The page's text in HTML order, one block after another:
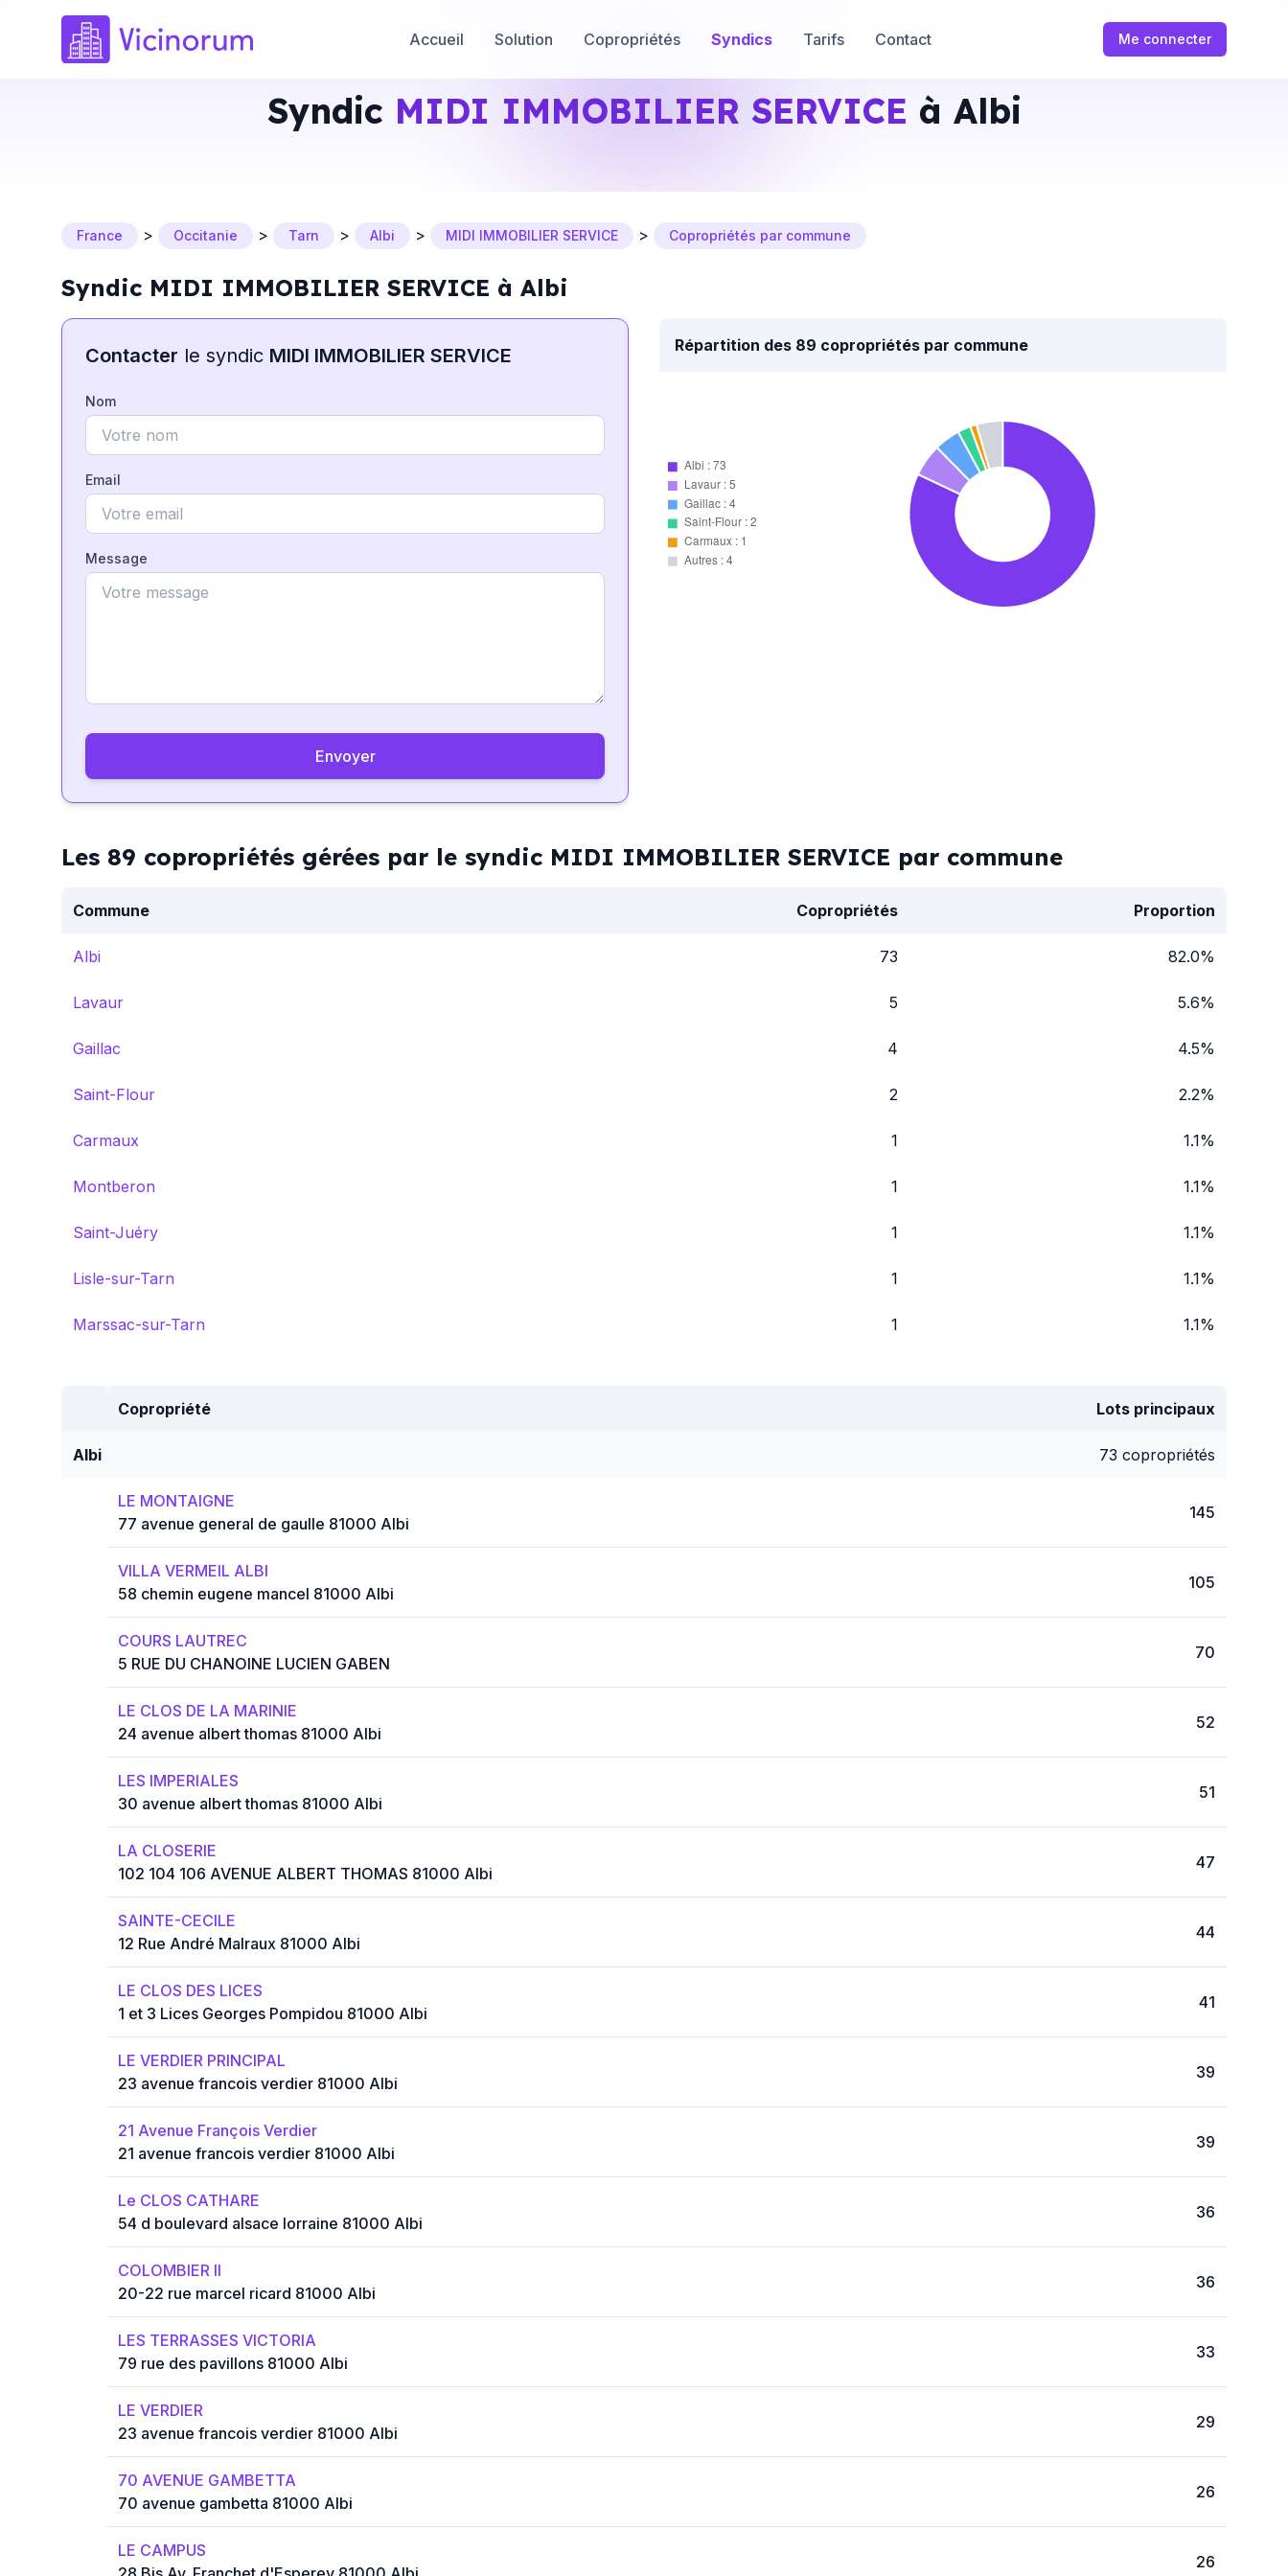
Accueil Solution Copropriétés Syndics Tarifs Contact Me connecter
Syndic MIDI IMMOBILIER SERVICE à Albi
France > Occitanie > Tarn > Albi > MIDI IMMOBILIER SERVICE > Copropriétés par commune
Syndic MIDI IMMOBILIER SERVICE à Albi
Contacter le syndic MIDI IMMOBILIER SERVICE
Nom
Email
Message
Envoyer
Répartition des 89 copropriétés par commune
Albi : 73
Lavaur : 5
Gaillac : 4
Saint-Flour : 2
Carmaux : 1
Autres : 4
Les 89 copropriétés gérées par le syndic MIDI IMMOBILIER SERVICE par commune
Commune Copropriétés Proportion
Albi 73 82.0%
Lavaur 5 5.6%
Gaillac 4 4.5%
Saint-Flour 2 2.2%
Carmaux 1 1.1%
Montberon 1 1.1%
Saint-Juéry 1 1.1%
Lisle-sur-Tarn 1 1.1%
Marssac-sur-Tarn 1 1.1%
Copropriété Lots principaux
Albi 73 copropriétés
LE MONTAIGNE
77 avenue general de gaulle 81000 Albi
145
VILLA VERMEIL ALBI
58 chemin eugene mancel 81000 Albi
105
COURS LAUTREC
5 RUE DU CHANOINE LUCIEN GABEN
70
LE CLOS DE LA MARINIE
24 avenue albert thomas 81000 Albi
52
LES IMPERIALES
30 avenue albert thomas 81000 Albi
51
LA CLOSERIE
102 104 106 AVENUE ALBERT THOMAS 81000 Albi
47
SAINTE-CECILE
12 Rue André Malraux 81000 Albi
44
LE CLOS DES LICES
1 et 3 Lices Georges Pompidou 81000 Albi
41
LE VERDIER PRINCIPAL
23 avenue francois verdier 81000 Albi
39
21 Avenue François Verdier
21 avenue francois verdier 81000 Albi
39
Le CLOS CATHARE
54 d boulevard alsace lorraine 81000 Albi
36
COLOMBIER II
20-22 rue marcel ricard 81000 Albi
36
LES TERRASSES VICTORIA
79 rue des pavillons 81000 Albi
33
LE VERDIER
23 avenue francois verdier 81000 Albi
29
70 AVENUE GAMBETTA
70 avenue gambetta 81000 Albi
26
LE CAMPUS
26